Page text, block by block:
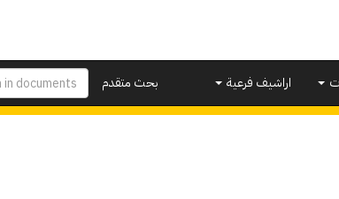
بحث متقدم
اراشيف فرعية